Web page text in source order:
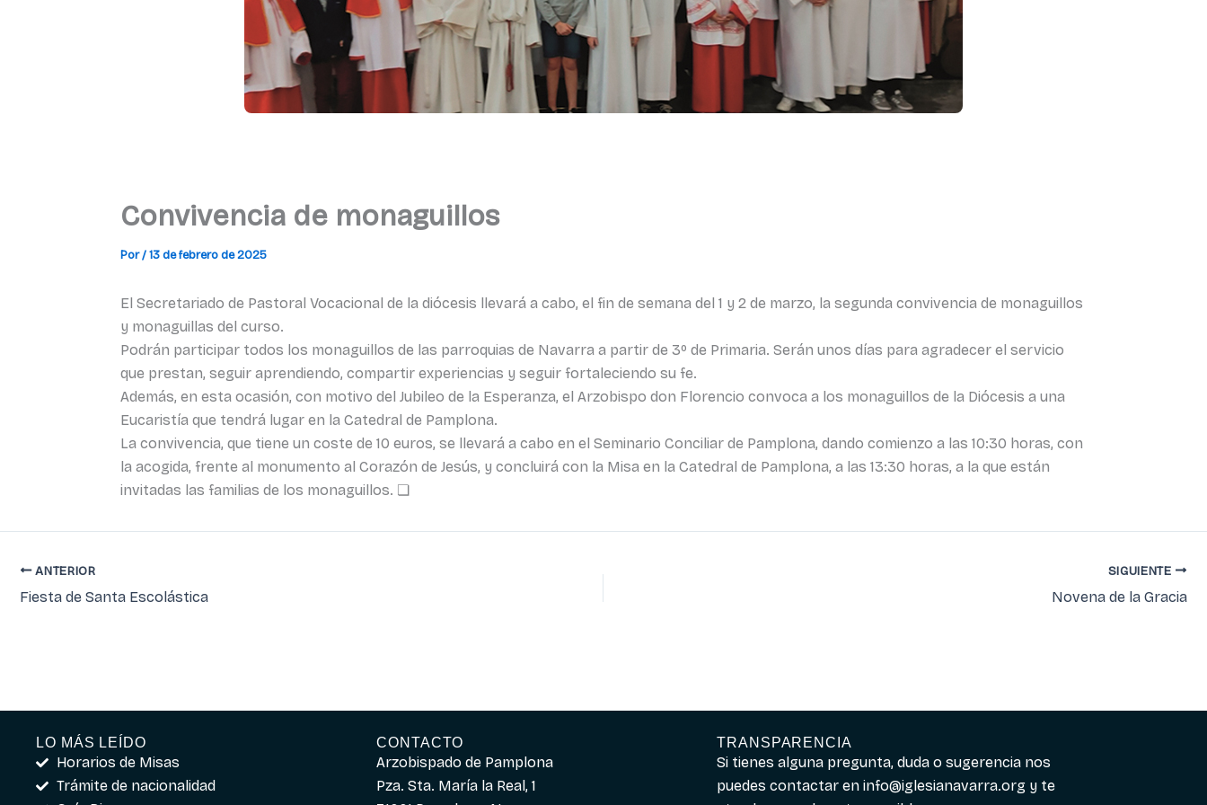
Convivencia de monaguillos
Por/13 de febrero de 2025
El Secretariado de Pastoral Vocacional de la diócesis llevará a cabo, el fin de semana del 1 y 2 de marzo, la segunda convivencia de monaguillos
y monaguillas del curso.
Podrán participar todos los monaguillos de las parroquias de Navarra a partir de 3º de Primaria. Serán unos días para agradecer el servicio
que prestan, seguir aprendiendo, compartir experiencias y seguir fortaleciendo su fe.
Además, en esta ocasión, con motivo del Jubileo de la Esperanza, el Arzobispo don Florencio convoca a los monaguillos de la Diócesis a una
Eucaristía que tendrá lugar en la Catedral de Pamplona.
La convivencia, que tiene un coste de 10 euros, se llevará a cabo en el Seminario Conciliar de Pamplona, dando comienzo a las 10:30 horas, con
la acogida, frente al monumento al Corazón de Jesús, y concluirá con la Misa en la Catedral de Pamplona, a las 13:30 horas, a la que están
invitadas las familias de los monaguillos. ❏
ANTERIOR
Fiesta de Santa Escolástica
SIGUIENTE
Novena de la Gracia
LO MÁS LEÍDO
Horarios de Misas
Trámite de nacionalidad
CONTACTO
Arzobispado de Pamplona
Pza. Sta. María la Real, 1
TRANSPARENCIA
Si tienes alguna pregunta, duda o sugerencia nos
puedes contactar eninfo@iglesianavarra.org y te